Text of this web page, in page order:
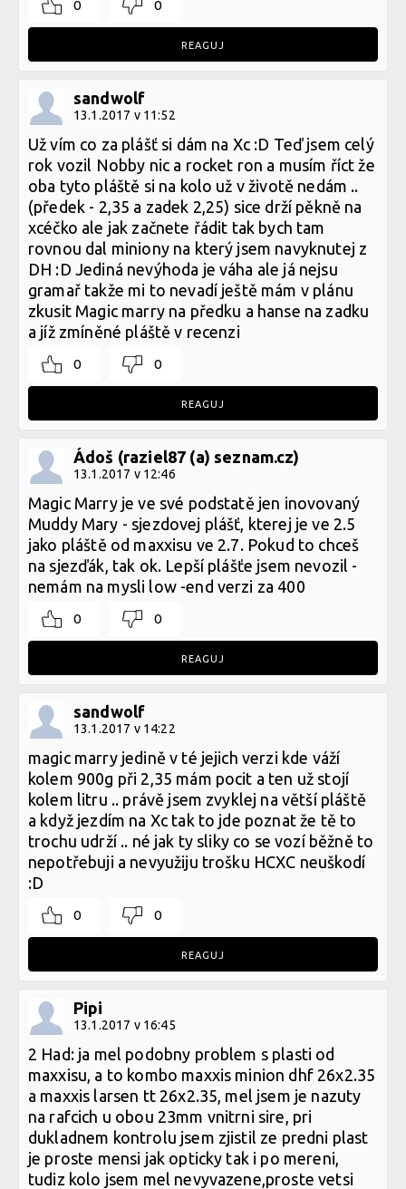
0 0
REAGUJ
sandwolf
13.1.2017 v 11:52
Už vím co za plášť si dám na Xc :D Teď jsem celý
rok vozil Nobby nic a rocket ron a musím říct že
oba tyto pláště si na kolo už v životě nedám ..
(předek - 2,35 a zadek 2,25) sice drží pěkně na
xcéčko ale jak začnete řádit tak bych tam
rovnou dal miniony na který jsem navyknutej z
DH :D Jediná nevýhoda je váha ale já nejsu
gramař takže mi to nevadí ještě mám v plánu
zkusit Magic marry na předku a hanse na zadku
a jíž zmíněné pláště v recenzi
0 0
REAGUJ
Ádoš (raziel87 (a) seznam.cz)
13.1.2017 v 12:46
Magic Marry je ve své podstatě jen inovovaný
Muddy Mary - sjezdovej plášť, kterej je ve 2.5
jako pláště od maxxisu ve 2.7. Pokud to chceš
na sjezďák, tak ok. Lepší plášťe jsem nevozil -
nemám na mysli low -end verzi za 400
0 0
REAGUJ
sandwolf
13.1.2017 v 14:22
magic marry jedině v té jejich verzi kde váží
kolem 900g při 2,35 mám pocit a ten už stojí
kolem litru .. právě jsem zvyklej na větší pláště
a když jezdím na Xc tak to jde poznat že tě to
trochu udrží .. né jak ty sliky co se vozí běžně to
nepotřebuji a nevyužiju trošku HCXC neuškodí
:D
0 0
REAGUJ
Pipi
13.1.2017 v 16:45
2 Had: ja mel podobny problem s plasti od
maxxisu, a to kombo maxxis minion dhf 26x2.35
a maxxis larsen tt 26x2.35, mel jsem je nazuty
na rafcich u obou 23mm vnitrni sire, pri
dukladnem kontrolu jsem zjistil ze predni plast
je proste mensi jak opticky tak i po mereni,
tudiz kolo jsem mel nevyvazene,proste vetsi